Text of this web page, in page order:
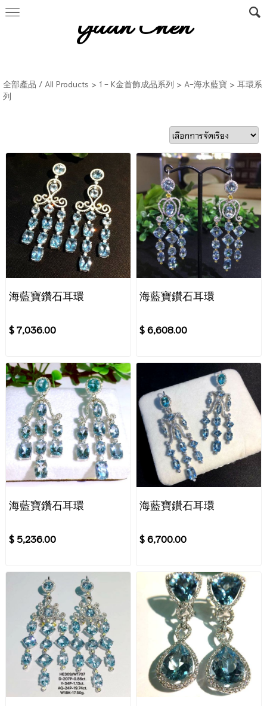
Yuan Chen
全部產品 / All Products > 1 - K金首飾成品系列 > A-海水藍寶> 耳環系
列
海藍寶鑽石耳環
$ 7,036.00
海藍寶鑽石耳環
$ 6,608.00
海藍寶鑽石耳環
$ 5,236.00
海藍寶鑽石耳環
$ 6,700.00